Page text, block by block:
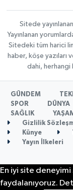
Sitede
Yayınlanan
Sitedeki tüm harici
haber, köşe yazıları
dahi, herhangi
GÜNDEM
SPOR
DÜNYA
SAĞLIK
Gizlilik
Künye
Yayın İlkeleri
En iyi site
faydalanıyoruz.